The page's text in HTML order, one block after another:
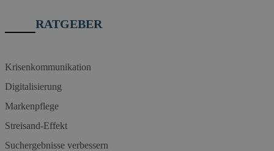
RATGEBER
Krisenkommunikation
Digitalisierung
Markenpflege
Streisand-Effekt
Suchergebnisse verbessern